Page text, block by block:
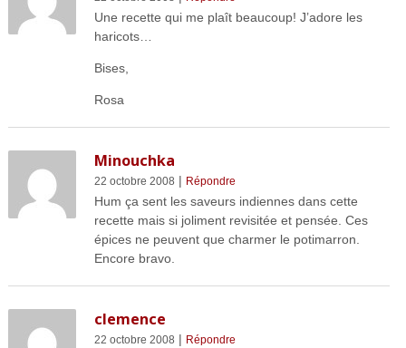
Une recette qui me plaît beaucoup! J’adore les
haricots…
Bises,
Rosa
Minouchka
22 octobre 2008 | Répondre
Hum ça sent les saveurs indiennes dans cette
recette mais si joliment revisitée et pensée. Ces
épices ne peuvent que charmer le potimarron.
Encore bravo.
clemence
22 octobre 2008 | Répondre